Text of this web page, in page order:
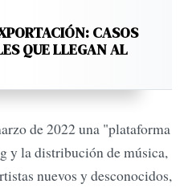
CASOS
QUE LLEGAN AL
de 2022 una "plataforma
y la distribución de música,
nuevos y desconocidos,